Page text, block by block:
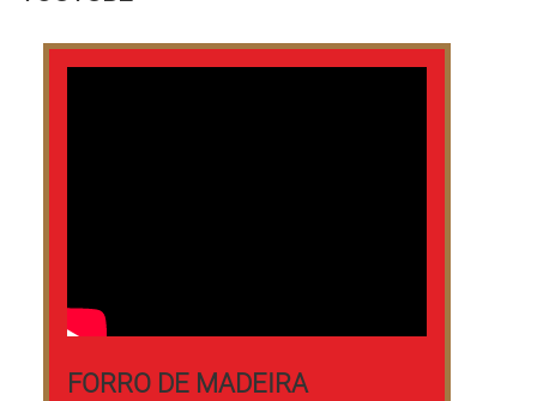
Tábuas de pinus; Tábua.
FORRO DE MADEIRA